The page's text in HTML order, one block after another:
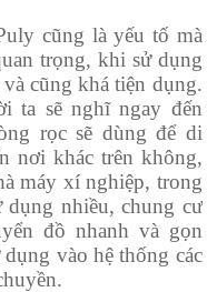
cũng là yếu tố mà
trọng, khi sử dụng
cũng khá tiện dụng.
ta sẽ nghĩ ngay đến
rọc sẽ dùng để di
nơi khác trên không,
máy xí nghiệp, trong
dụng nhiều, chung cư
đồ nhanh và gọn
vào hệ thống các